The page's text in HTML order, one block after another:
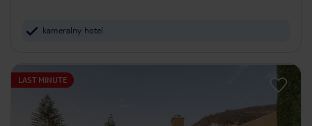
kameralny hotel
LAST MINUTE